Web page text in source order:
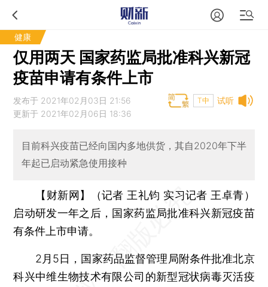
健康
仅用两天 国家药监局批准科兴新冠
疫苗申请有条件上市
试听
发布于 2021年02月03日 21:56
更新于 2021年02月06日 18:36
T中
目前科兴疫苗已经向国内多地供货，其自2020年下半
年起已启动紧急使用接种
【财新网】（记者 王礼钧 实习记者 王卓青）
启动研发一年之后，国家药监局批准科兴新冠疫苗
有条件上市申请。
2月5日，国家药品监督管理局附条件批准北京
科兴中维生物技术有限公司的新型冠状病毒灭活疫